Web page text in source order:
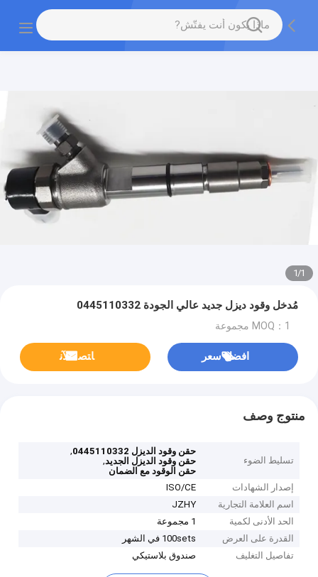
1
/
1
مُدخل وقود ديزل جديد عالي الجودة 0445110332
MOQ：1 مجموعة
افضل سعر ﺎﺘﺼﻟ ﺍﻶﻧ
منتوج وصف
تسليط الضوء
حقن وقود الديزل 0445110332
,
حقن وقود الديزل الجديد,
حقن الوقود مع الضمان
إصدار الشهادات
ISO/CE
اسم العلامة التجارية
JZHY
الحد الأدنى لكمية
1 مجموعة
القدرة على العرض
100sets في الشهر
تفاصيل التغليف
صندوق بلاستيكي